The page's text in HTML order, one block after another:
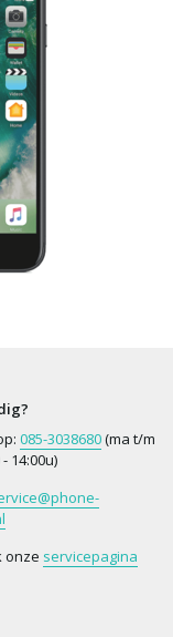
085-3038680(ma t/m
14:00u)
onze servicepagina